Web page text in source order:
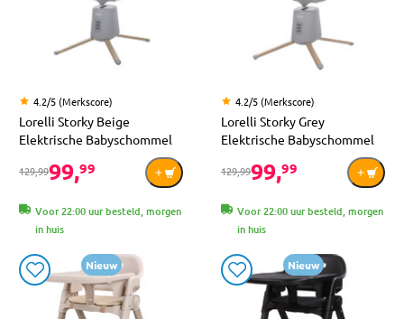
4.2/5 (Merkscore)
Lorelli Storky Beige
Elektrische Babyschommel
129,9999,99
Voor 22:00 uur besteld, morgen
in huis
4.2/5 (Merkscore)
Lorelli Storky Grey
Elektrische Babyschommel
129,9999,99
Voor 22:00 uur besteld, morgen
in huis
Nieuw Nieuw